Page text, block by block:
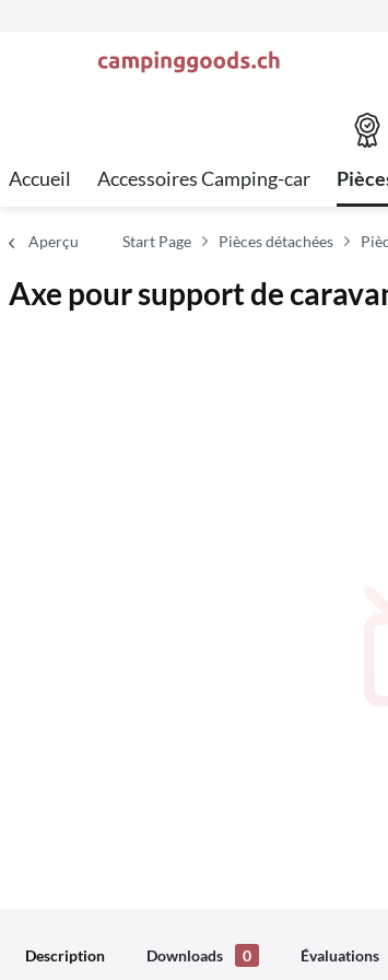
Accueil Accessoires Camping-car
Aperçu Start Page Pièces détachées
Axe pour support de
Description Downloads 0 Évaluations